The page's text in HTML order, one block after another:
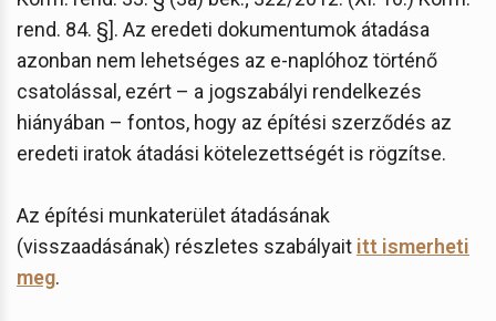
rend. 84. §]. Az eredeti dokumentumok átadása
azonban nem lehetséges az e-naplóhoz történő
csatolással, ezért – a jogszabályi rendelkezés
hiányában – fontos, hogy az építési szerződés az
eredeti iratok átadási kötelezettségét is rögzítse.
Az építési munkaterület átadásának
(visszaadásának) részletes szabályait itt ismerheti
meg.